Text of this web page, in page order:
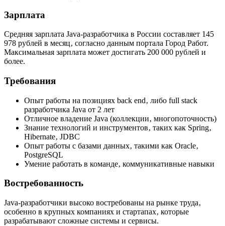
Зарплата
Средняя зарплата Java-разработчика в России составляет 145
978 рублей в месяц‚ согласно данным портала Город Работ.
Максимальная зарплата может достигать 200 000 рублей и
более.
Требования
Опыт работы на позициях back end‚ либо full stack
разработчика Java от 2 лет
Отличное владение Java (коллекции‚ многопоточность)
Знание технологий и инструментов‚ таких как Spring‚
Hibernate‚ JDBC
Опыт работы с базами данных‚ такими как Oracle‚
PostgreSQL
Умение работать в команде‚ коммуникативные навыки
Востребованность
Java-разработчики высоко востребованы на рынке труда‚
особенно в крупных компаниях и стартапах‚ которые
разрабатывают сложные системы и сервисы.